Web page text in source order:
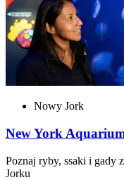
Nowy Jork
New York
Poznaj ryby, ssaki i gady
Jorku